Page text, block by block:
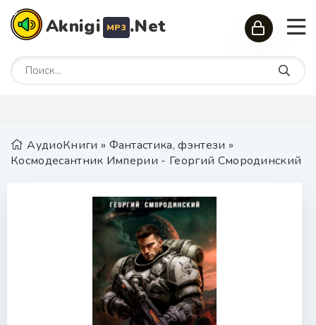
Aknigi MP3 .Net
АудиоКниги » Фантастика, фэнтези »
Космодесантник Империи - Георгий Смородинский